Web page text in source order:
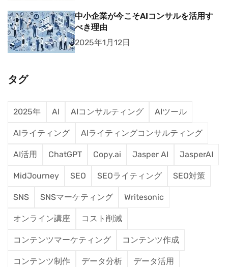
中小企業が今こそAIコンサルを活用す
べき理由
2025年1月12日
タグ
2025年 AI AIコンサルティング AIツール
AIライティング AIライティングコンサルティング
AI活用 ChatGPT Copy.ai Jasper AI JasperAI
MidJourney SEO SEOライティング SEO対策
SNS SNSマーケティング Writesonic
オンライン講座 コスト削減
コンテンツマーケティング コンテンツ作成
コンテンツ制作 データ分析 データ活用